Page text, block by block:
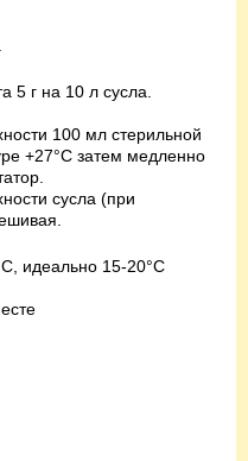
5 г на 10 л сусла.
100 мл стерильной
+27°С затем медленно
сусла (при
идеально 15-20°С